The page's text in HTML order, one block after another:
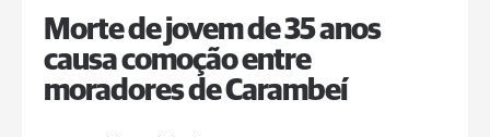
Morte de jovem de 35 anos
causa comoção entre
moradores de Carambeí